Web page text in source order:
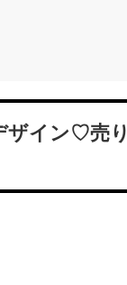
ザイン♡売り